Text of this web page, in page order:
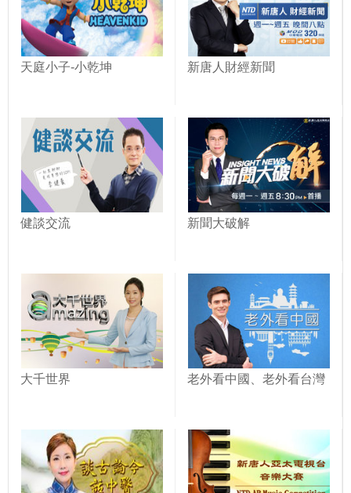
天庭小子-小乾坤 新唐人財經新聞
健談交流 新聞大破解
大千世界 老外看中國、老外看台灣